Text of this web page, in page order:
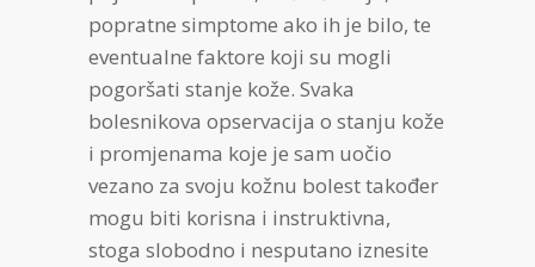
popratne simptome ako ih je bilo, te
eventualne faktore koji su mogli
pogoršati stanje kože. Svaka
bolesnikova opservacija o stanju kože
i promjenama koje je sam uočio
vezano za svoju kožnu bolest također
mogu biti korisna i instruktivna,
stoga slobodno i nesputano iznesite